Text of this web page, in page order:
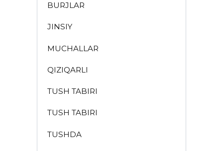
BURJLAR
JINSIY
MUCHALLAR
QIZIQARLI
TUSH TABIRI
TUSH TABIRI
TUSHDA